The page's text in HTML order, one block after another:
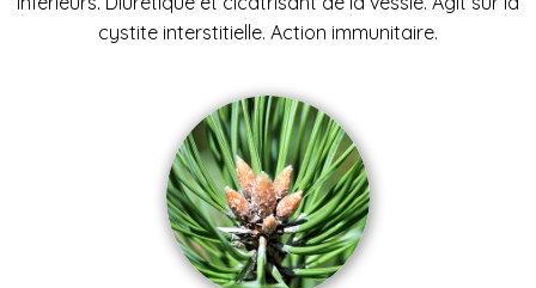
cystite interstitielle. Action immunitaire.